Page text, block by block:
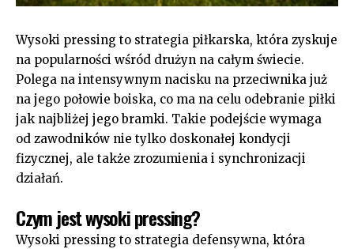
Wysoki pressing to strategia piłkarska, która zyskuje
na popularności wśród drużyn na całym świecie.
Polega na intensywnym nacisku na przeciwnika już
na jego połowie boiska, co ma na celu odebranie piłki
jak najbliżej jego bramki. Takie podejście wymaga
od zawodników nie tylko doskonałej kondycji
fizycznej, ale także zrozumienia i synchronizacji
działań.
Czym jest wysoki pressing?
Wysoki pressing to strategia defensywna, która